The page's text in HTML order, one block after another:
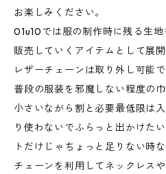
お楽しみください。
01u10では服の制作時に残る生
販売していくアイテムとして展開
レザーチェーンは取り外し可能
普段の服装を邪魔しない程度の
小さいながら割と必要最低限は
り使わないでふらっと出かけた
トだけじゃちょっと足りない時
チェーンを利用してネックレス